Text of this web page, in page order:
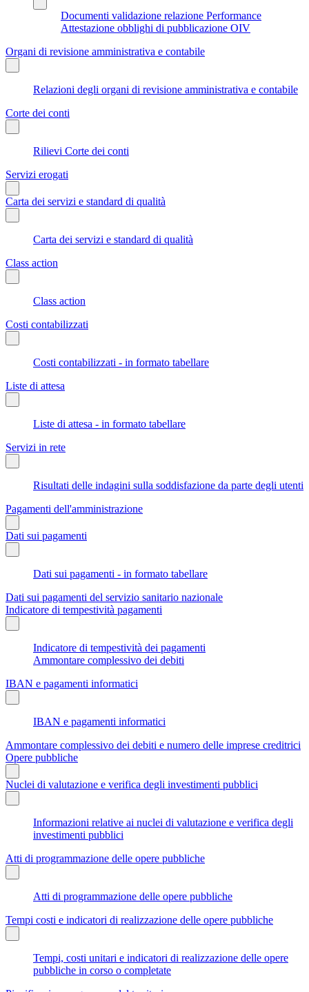
Documenti validazione relazione Performance
Attestazione obblighi di pubblicazione OIV
Organi di revisione amministrativa e contabile
Relazioni degli organi di revisione amministrativa e contabile
Corte dei conti
Rilievi Corte dei conti
Servizi erogati
Carta dei servizi e standard di qualità
Carta dei servizi e standard di qualità
Class action
Class action
Costi contabilizzati
Costi contabilizzati - in formato tabellare
Liste di attesa
Liste di attesa - in formato tabellare
Servizi in rete
Risultati delle indagini sulla soddisfazione da parte degli utenti
Pagamenti dell'amministrazione
Dati sui pagamenti
Dati sui pagamenti - in formato tabellare
Dati sui pagamenti del servizio sanitario nazionale
Indicatore di tempestività pagamenti
Indicatore di tempestività dei pagamenti
Ammontare complessivo dei debiti
IBAN e pagamenti informatici
IBAN e pagamenti informatici
Ammontare complessivo dei debiti e numero delle imprese creditrici
Opere pubbliche
Nuclei di valutazione e verifica degli investimenti pubblici
Informazioni relative ai nuclei di valutazione e verifica degli
investimenti pubblici
Atti di programmazione delle opere pubbliche
Atti di programmazione delle opere pubbliche
Tempi costi e indicatori di realizzazione delle opere pubbliche
Tempi, costi unitari e indicatori di realizzazione delle opere
pubbliche in corso o completate